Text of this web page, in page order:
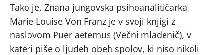
Tako je. Znana jungovska psihoanalitičarka
Marie Louise Von Franz je v svoji knjigi z
naslovom Puer aeternus (Večni mladenič), v
kateri piše o ljudeh obeh spolov, ki niso nikoli